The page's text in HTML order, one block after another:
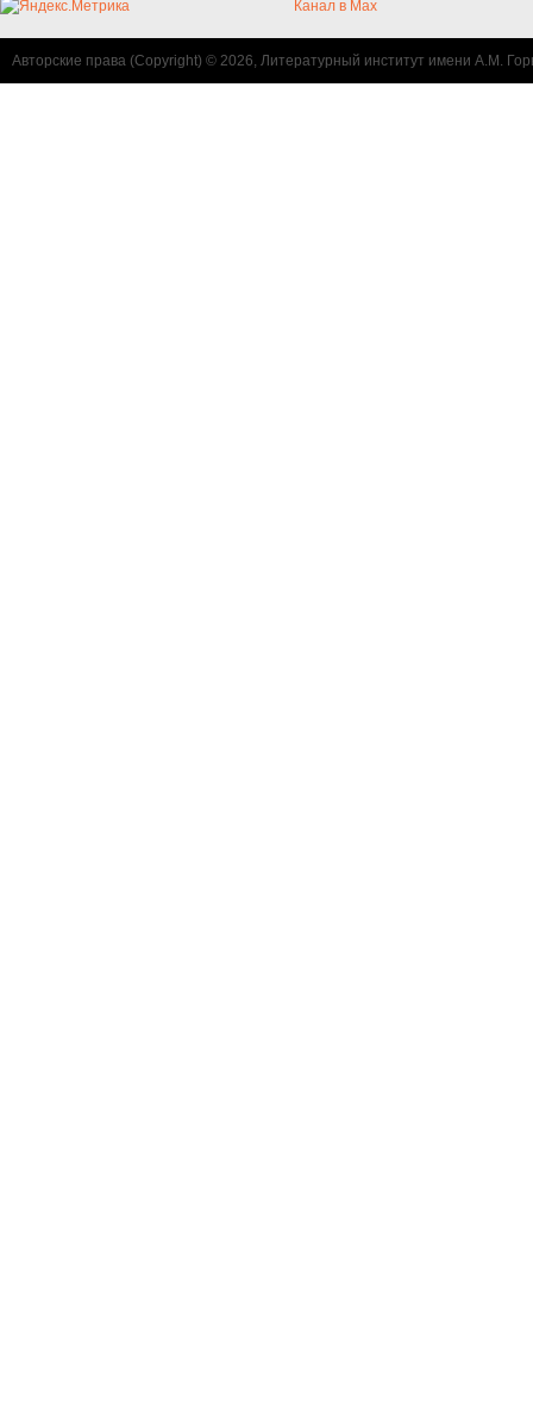
Канал в Max
Авторские права (Copyright) © 2026, Литературный институт имени А.М.